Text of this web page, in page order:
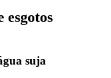
esgotos
suja